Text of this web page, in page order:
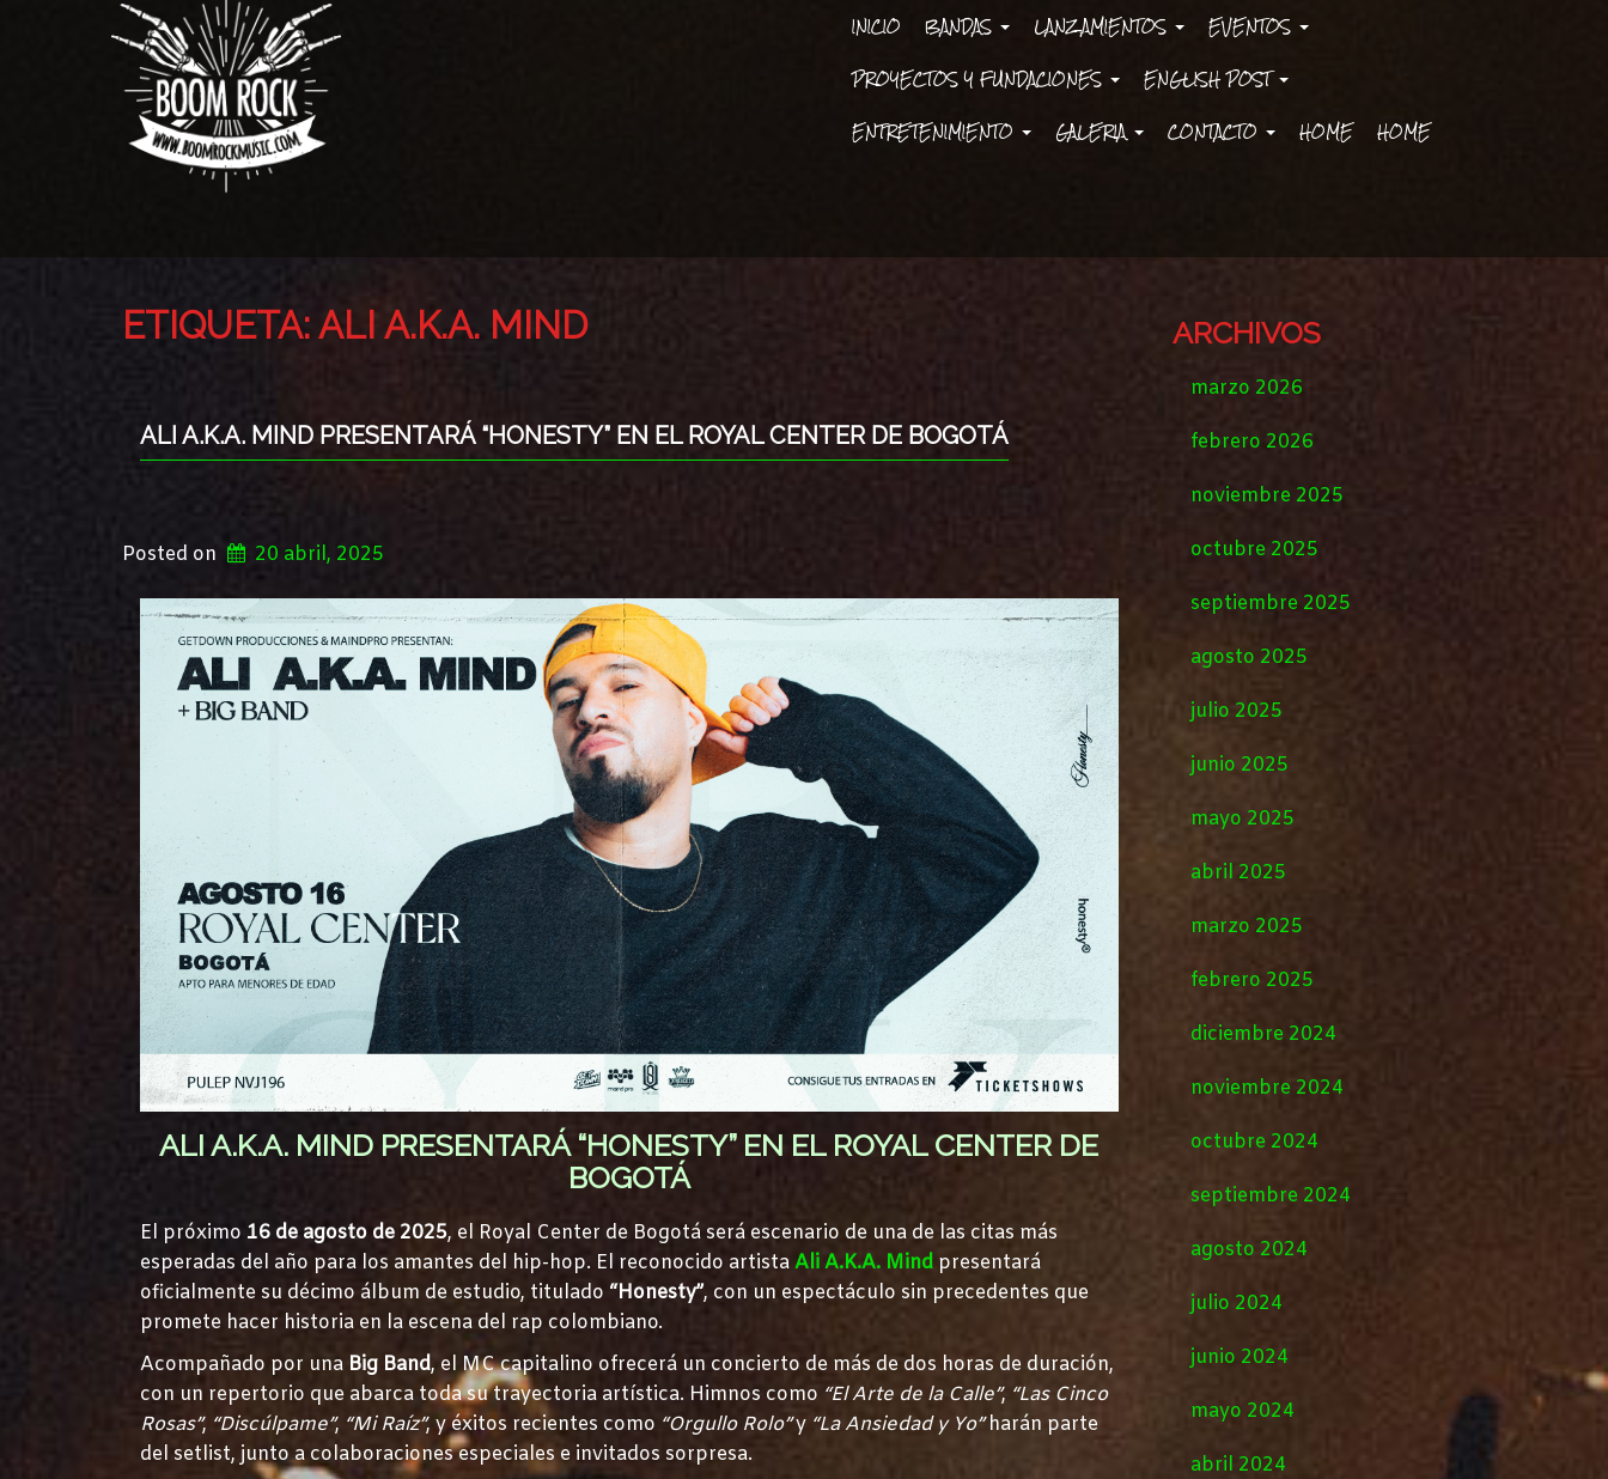
INICIO BANDAS LANZAMIENTOS
EVENTOS
PROYECTOS Y FUNDACIONES
ENGLISH POST
ENTRETENIMIENTO
GALERIA CONTACTO HOME HOME
ETIQUETA:ALI A.K.A. MIND
ALI A.K.A. MIND PRESENTARÁ “HONESTY” EN EL ROYAL CENTER DE BOGOTÁ
Posted on 20 abril, 2025
ALI A.K.A. MIND PRESENTARÁ “HONESTY” EN EL ROYAL CENTER DE
BOGOTÁ
El próximo 16 de agosto de 2025, el Royal Center de Bogotá será escenario de una de las citas más
esperadas del año para los amantes del hip-hop. El reconocido artistaAli A.K.A. Mind presentará
oficialmente su décimo álbum de estudio, titulado “Honesty”, con un espectáculo sin precedentes que
promete hacer historia en la escena del rap colombiano.
Acompañado por una Big Band, el MC capitalino ofrecerá un concierto de más de dos horas de duración,
con un repertorio que abarca toda su trayectoria artística. Himnos como “El Arte de la Calle”, “Las Cinco
Rosas”, “Discúlpame”, “Mi Raíz”, y éxitos recientes como “Orgullo Rolo”y “La Ansiedad y Yo”harán parte
del setlist, junto a colaboraciones especiales e invitados sorpresa.
ARCHIVOS
marzo 2026
febrero 2026
noviembre 2025
octubre 2025
septiembre 2025
agosto 2025
julio 2025
junio 2025
mayo 2025
abril 2025
marzo 2025
febrero 2025
diciembre 2024
noviembre 2024
octubre 2024
septiembre 2024
agosto 2024
julio 2024
junio 2024
mayo 2024
abril 2024